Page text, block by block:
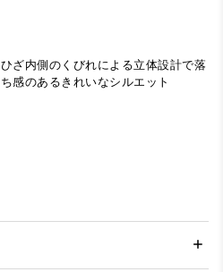
ひざ内側のくびれによる立体設計で落
ち感のあるきれいなシルエット